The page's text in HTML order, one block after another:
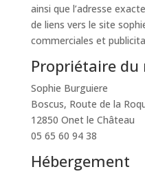
ainsi que l’adresse
de liens vers le site
commerciales et
Propriétaire
Sophie Burguiere
Boscus, Route de la
12850 Onet le Château
05 65 60 94 38
Hébergement